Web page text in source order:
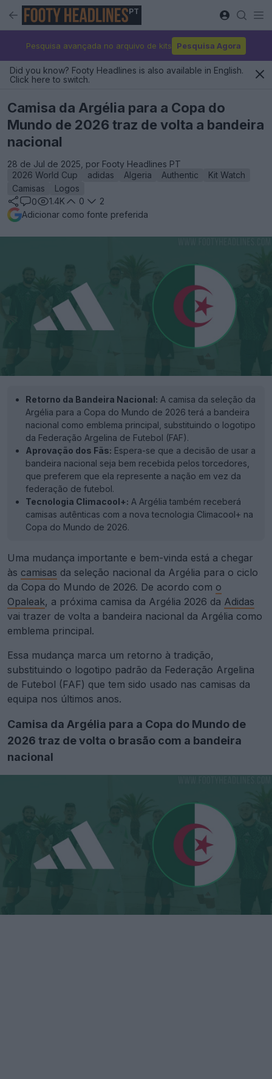
PT
Pesquisa avançada no arquivo de kits Pesquisa Agora
Did you know? Footy Headlines is also available in English.
Click here to switch.
Camisa da Argélia para a Copa do
Mundo de 2026 traz de volta a bandeira
nacional
28 de Jul de 2025, por Footy Headlines PT
2026 World Cup
adidas Algeria Authentic
Kit Watch
Camisas
Logos
0
1.4K 0
2
Adicionar como fonte preferida
Retorno da Bandeira Nacional: A camisa da seleção da
Argélia para a Copa do Mundo de 2026 terá a bandeira
nacional como emblema principal, substituindo o logotipo
da Federação Argelina de Futebol (FAF).
Aprovação dos Fãs: Espera-se que a decisão de usar a
bandeira nacional seja bem recebida pelos torcedores,
que preferem que ela represente a nação em vez da
federação de futebol.
Tecnologia Climacool+: A Argélia também receberá
camisas autênticas com a nova tecnologia Climacool+ na
Copa do Mundo de 2026.
Uma mudança importante e bem-vinda está a chegar
às camisas da seleção nacional da Argélia para o ciclo
da Copa do Mundo de 2026. De acordo com o
Opaleak, a próxima camisa da Argélia 2026 da Adidas
vai trazer de volta a bandeira nacional da Argélia como
emblema principal.
Essa mudança marca um retorno à tradição,
substituindo o logotipo padrão da Federação Argelina
de Futebol (FAF) que tem sido usado nas camisas da
equipa nos últimos anos.
Camisa da Argélia para a Copa do Mundo de
2026 traz de volta o brasão com a bandeira
nacional